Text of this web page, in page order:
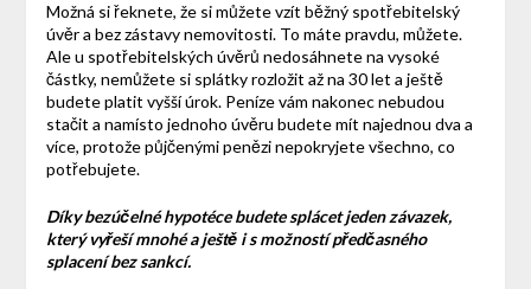
Možná si řeknete, že si můžete vzít běžný spotřebitelský
úvěr a bez zástavy nemovitosti. To máte pravdu, můžete.
Ale u spotřebitelských úvěrů nedosáhnete na vysoké
částky, nemůžete si splátky rozložit až na 30 let a ještě
budete platit vyšší úrok. Peníze vám nakonec nebudou
stačit a namísto jednoho úvěru budete mít najednou dva a
více, protože půjčenými penězi nepokryjete všechno, co
potřebujete.
Díky bezúčelné hypotéce budete splácet jeden závazek,
který vyřeší mnohé a ještě i s možností předčasného
splacení bez sankcí.